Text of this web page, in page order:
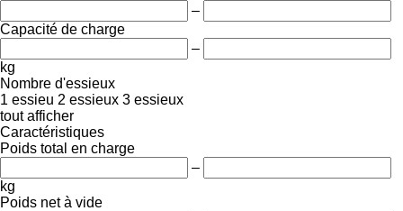
–
Capacité de charge
–
kg
Nombre d'essieux
1 essieu 2 essieux 3 essieux
tout afficher
Caractéristiques
Poids total en charge
–
kg
Poids net à vide